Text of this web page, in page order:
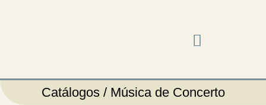
Catálogos / Música de Concerto